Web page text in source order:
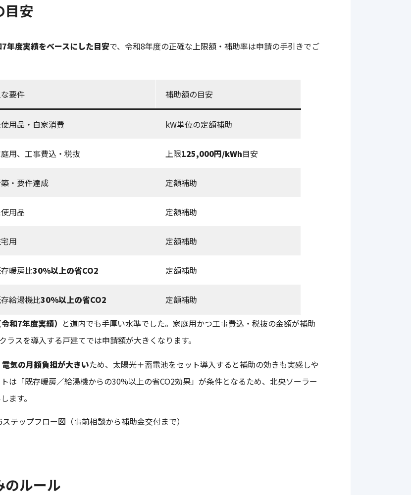
目安
年度実績をベースにした目安で、令和8年度の正確な上限額・補助率は申請の手引きでご
要件 補助額の目安
用品・自家消費 kW単位の定額補助
用、工事費込・税抜 上限125,000円/kWh目安
・要件達成 定額補助
用品 定額補助
用 定額補助
暖房比30%以上の省CO2 定額補助
給湯機比30%以上の省CO2
定額補助
和7年度実績） と道内でも手厚い水準でした。家庭用かつ工事費込・税抜の金額が補助
スを導入する戸建てでは申請額が大きくなります。
気の月額負担が大きいため、太陽光＋蓄電池をセット導入すると補助の効きも実感しや
は「既存暖房／給湯機からの30%以上の省CO2効果」が条件となるため、北央ソーラー
ます。
のルール